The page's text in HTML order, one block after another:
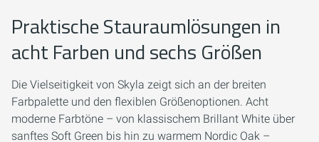
Praktische Stauraumlösungen in
acht Farben und sechs Größen
Die Vielseitigkeit von Skyla zeigt sich an der breiten
Farbpalette und den flexiblen Größenoptionen. Acht
moderne Farbtöne – von klassischem Brillant White über
sanftes Soft Green bis hin zu warmem Nordic Oak –